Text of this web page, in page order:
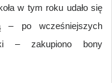
w tym roku udało się
– po wcześniejszych
– zakupiono bony